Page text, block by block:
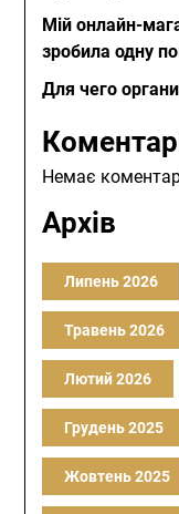
Мій онлайн-
зробила одну
Для чего
Немає
Архів
Липень 2026
Травень 2026
Лютий 2026
Грудень 2025
Жовтень 2025